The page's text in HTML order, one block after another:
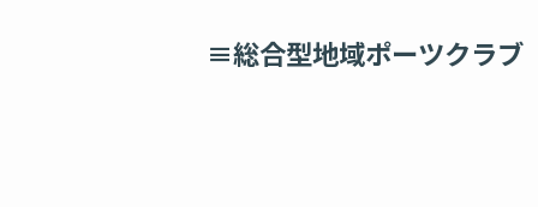
≡総合型地域ポーツクラブ